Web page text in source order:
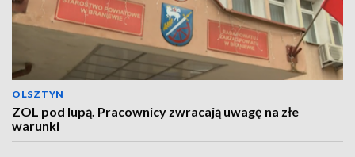
OLSZTYN
ZOL pod lupą. Pracownicy zwracają uwagę na złe
warunki